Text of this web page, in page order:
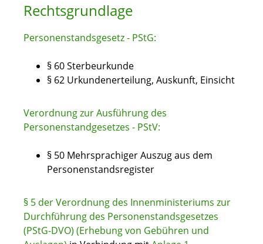
Rechtsgrundlage
Personenstandsgesetz - PStG:
§ 60 Sterbeurkunde
§ 62 Urkundenerteilung, Auskunft, Einsicht
Verordnung zur Ausführung des
Personenstandgesetzes - PStV:
§ 50 Mehrsprachiger Auszug aus dem
Personenstandsregister
§ 5 der Verordnung des Innenministeriums zur
Durchführung des Personenstandsgesetzes
(PStG-DVO) (Erhebung von Gebühren und